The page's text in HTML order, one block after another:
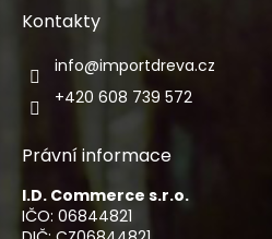
Kontakty
info@importdreva.cz
+420 608 739 572
Právní informace
I.D. Commerce s.r.o.
IČO: 06844821